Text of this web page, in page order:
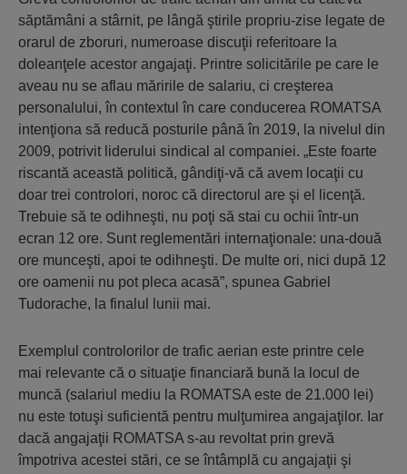
săptămâni a stârnit, pe lângă ştirile propriu-zise legate de
orarul de zboruri, numeroase discuţii referitoare la
doleanţele acestor angajaţi. Printre solicitările pe care le
aveau nu se aflau măririle de salariu, ci creşterea
personalului, în contextul în care conducerea ROMATSA
intenţiona să reducă posturile până în 2019, la nivelul din
2009, potrivit liderului sindical al companiei. „Este foarte
riscantă această politică, gândiţi-vă că avem locaţii cu
doar trei controlori, noroc că directorul are şi el licenţă.
Trebuie să te odihneşti, nu poţi să stai cu ochii într-un
ecran 12 ore. Sunt reglementări internaţionale: una-două
ore munceşti, apoi te odihneşti. De multe ori, nici după 12
ore oamenii nu pot pleca acasă”, spunea Gabriel
Tudorache, la finalul lunii mai.
Exemplul controlorilor de trafic aerian este printre cele
mai relevante că o situaţie financiară bună la locul de
muncă (salariul mediu la ROMATSA este de 21.000 lei)
nu este totuşi suficientă pentru mulţumirea angajaţilor. Iar
dacă angajaţii ROMATSA s-au revoltat prin grevă
împotriva acestei stări, ce se întâmplă cu angajaţii şi